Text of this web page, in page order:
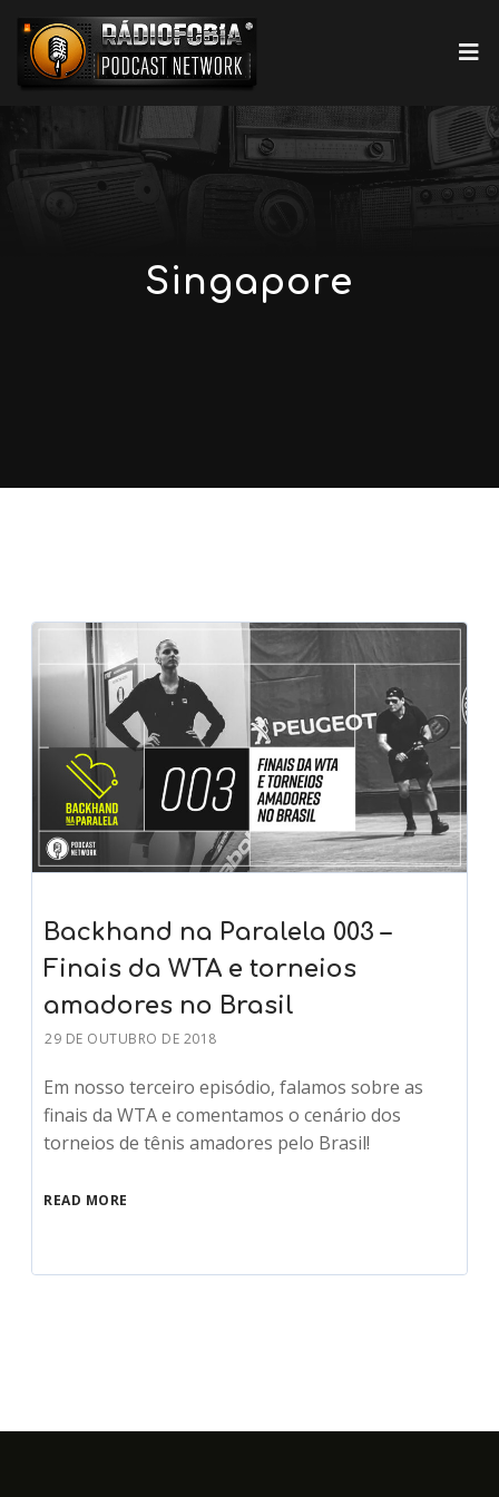
Singapore
Backhand na Paralela 003 –
Finais da WTA e torneios
amadores no Brasil
29 DE OUTUBRO DE 2018
Em nosso terceiro episódio, falamos sobre as
finais da WTA e comentamos o cenário dos
torneios de tênis amadores pelo Brasil!
READ MORE